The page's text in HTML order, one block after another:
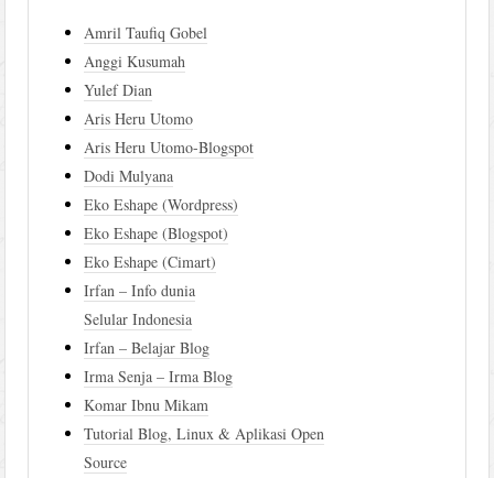
Amril Taufiq Gobel
Anggi Kusumah
Yulef Dian
Aris Heru Utomo
Aris Heru Utomo-Blogspot
Dodi Mulyana
Eko Eshape (Wordpress)
Eko Eshape (Blogspot)
Eko Eshape (Cimart)
Irfan – Info dunia
Selular Indonesia
Irfan – Belajar Blog
Irma Senja – Irma Blog
Komar Ibnu Mikam
Tutorial Blog, Linux & Aplikasi Open
Source